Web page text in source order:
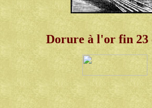
Dorure à l'or fin 23